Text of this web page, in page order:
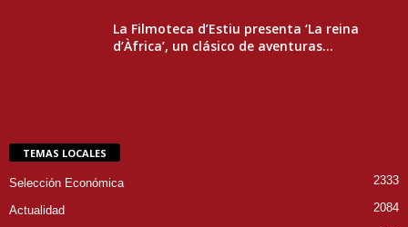
La Filmoteca d’Estiu presenta ‘La reina
d’Àfrica’, un clásico de aventuras...
TEMAS LOCALES
Selección Económica 2333
Actualidad 2084